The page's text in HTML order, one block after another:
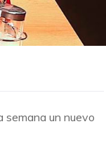
semana un nuevo